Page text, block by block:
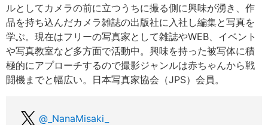
ルとしてカメラの前に立つうちに撮る側に興味が湧き、作
品を持ち込んだカメラ雑誌の出版社に入社し編集と写真を
学ぶ。現在はフリーの写真家として雑誌やWEB、イベント
や写真教室など多方面で活動中。興味を持った被写体に積
極的にアプローチするので撮影ジャンルは赤ちゃんから戦
闘機までと幅広い。日本写真家協会（JPS）会員。
@_NanaMisaki_